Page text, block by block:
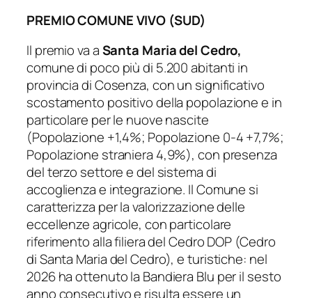
PREMIO COMUNE VIVO (SUD)
Il premio va aSanta Maria del Cedro,
comune di poco più di 5.200 abitanti in
provincia di Cosenza, con un significativo
scostamento positivo della popolazione e in
particolare per le nuove nascite
(Popolazione +1,4%; Popolazione 0-4 +7,7%;
Popolazione straniera 4,9%), con presenza
del terzo settore e del sistema di
accoglienza e integrazione. Il Comune si
caratterizza per la valorizzazione delle
eccellenze agricole, con particolare
riferimento alla filiera del Cedro DOP (Cedro
di Santa Maria del Cedro), e turistiche: nel
2026 ha ottenuto la Bandiera Blu per il sesto
anno consecutivo e risulta essere un